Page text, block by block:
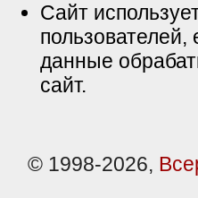
Сайт
данные
сайт.
© 1998-2026,